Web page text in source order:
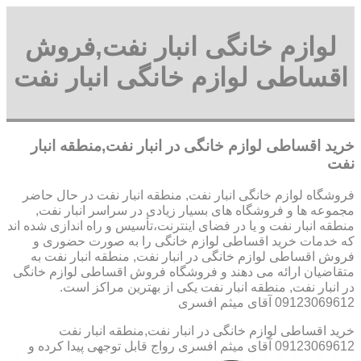
لوازم خانگی انبار نفت,فروش
اقساطی لوازم خانگی انبار نفت
خرید اقساطی لوازم خانگی در انبار نفت,منطقه انبار
نفت
فروشگاه لوازم خانگی انبار نفت, منطقه انبار نفت در حال حاضر
مجموعه ها و فروشگاه های بسیار زیادی در سراسر انبار نفت,
منطقه انبار نفت و یا در فضای اینترنت،تأسیس و راه اندازی شده اند
که خدمات خرید اقساطی لوازم خانگی را به صورت حضوری و
فروش اقساطی لوازم خانگی در انبار نفت, منطقه انبار نفت به
متقاضیان ارائه می دهند و فروشگاه فروش اقساطی لوازم خانگی
در انبار نفت, منطقه انبار نفت یکی از بهترین مراکز است.
09123069612 آقای میثم افسری
خرید اقساطی لوازم خانگی در انبار نفت,منطقه انبار نفت
09123069612 آقای میثم افسری
رواج قابل توجهی پیدا کرده و